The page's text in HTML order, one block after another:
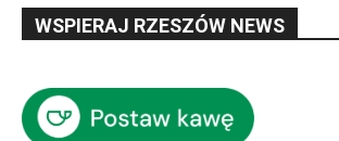
WSPIERAJ RZESZÓW NEWS